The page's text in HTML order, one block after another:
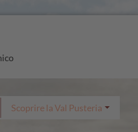
Scoprire la Val Pusteria